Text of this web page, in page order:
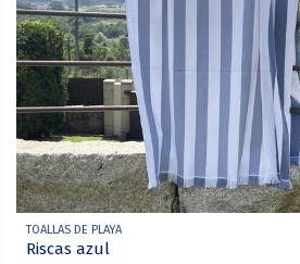
TOALLAS DE PLAYA
Riscas azul